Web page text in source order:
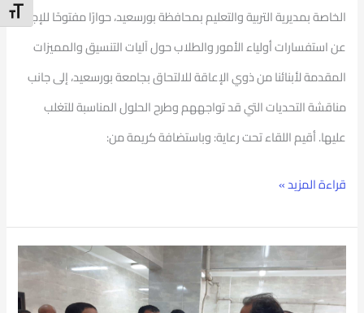
Size
الخاصة بمديرية التربية والتعليم بمحافظة بورسعيد، حوارًا مفتوحًا للإجابة
عن استفسارات أولياء الأمور والطلاب حول آليات التنسيق والمميزات
المقدمة لأبنائنا من ذوي الإعاقة للالتحاق بجامعة بورسعيد، إلى جانب
مناقشة التحديات التي قد تواجههم وطرح الحلول المناسبة للتغلب
عليها. أقيم اللقاء تحت رعاية: وباستضافة كريمة من:
قراءة المزيد »
العطلات